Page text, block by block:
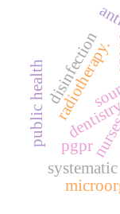
radiotherapy.
disinfection
public health pgpr